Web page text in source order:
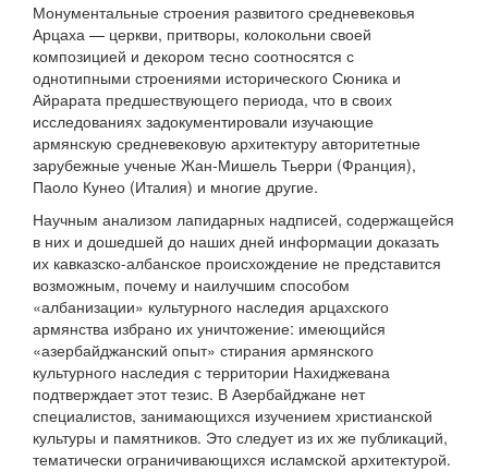
Монументальные строения развитого средневековья
Арцаха — церкви, притворы, колокольни своей
композицией и декором тесно соотносятся с
однотипными строениями исторического Сюника и
Айрарата предшествующего периода, что в своих
исследованиях задокументировали изучающие
армянскую средневековую архитектуру авторитетные
зарубежные ученые Жан-Мишель Тьерри (Франция),
Паоло Кунео (Италия) и многие другие.
Научным анализом лапидарных надписей, содержащейся
в них и дошедшей до наших дней информации доказать
их кавказско-албанское происхождение не представится
возможным, почему и наилучшим способом
«албанизации» культурного наследия арцахского
армянства избрано их уничтожение: имеющийся
«азербайджанский опыт» стирания армянского
культурного наследия с территории Нахиджевана
подтверждает этот тезис. В Азербайджане нет
специалистов, занимающихся изучением христианской
культуры и памятников. Это следует из их же публикаций,
тематически ограничивающихся исламской архитектурой.